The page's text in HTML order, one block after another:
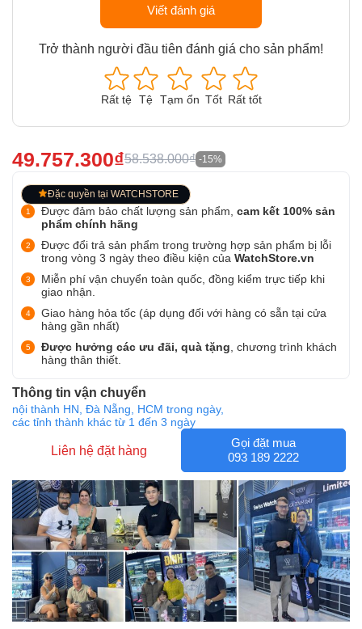
Viết đánh giá
Trở thành người đầu tiên đánh giá cho sản phẩm!
Rất tệ Tệ Tạm ổn Tốt Rất tốt
49.757.300₫58.538.000₫ -15%
Đặc quyền tại WATCHSTORE
Được đảm bảo chất lượng sản phẩm, cam kết 100% sản
phẩm chính hãng
Được đổi trả sản phẩm trong trường hợp sản phẩm bị lỗi
trong vòng 3 ngày theo điều kiện của WatchStore.vn
Miễn phí vận chuyển toàn quốc, đồng kiểm trực tiếp khi
giao nhận.
Giao hàng hỏa tốc (áp dụng đối với hàng có sẵn tại cửa
hàng gần nhất)
Được hưởng các ưu đãi, quà tặng , chương trình khách
hàng thân thiết.
Thông tin vận chuyển
nội thành HN, Đà Nẵng, HCM trong ngày,
các tỉnh thành khác từ 1 đến 3 ngày
Liên hệ đặt hàng
Gọi đặt mua
093 189 2222